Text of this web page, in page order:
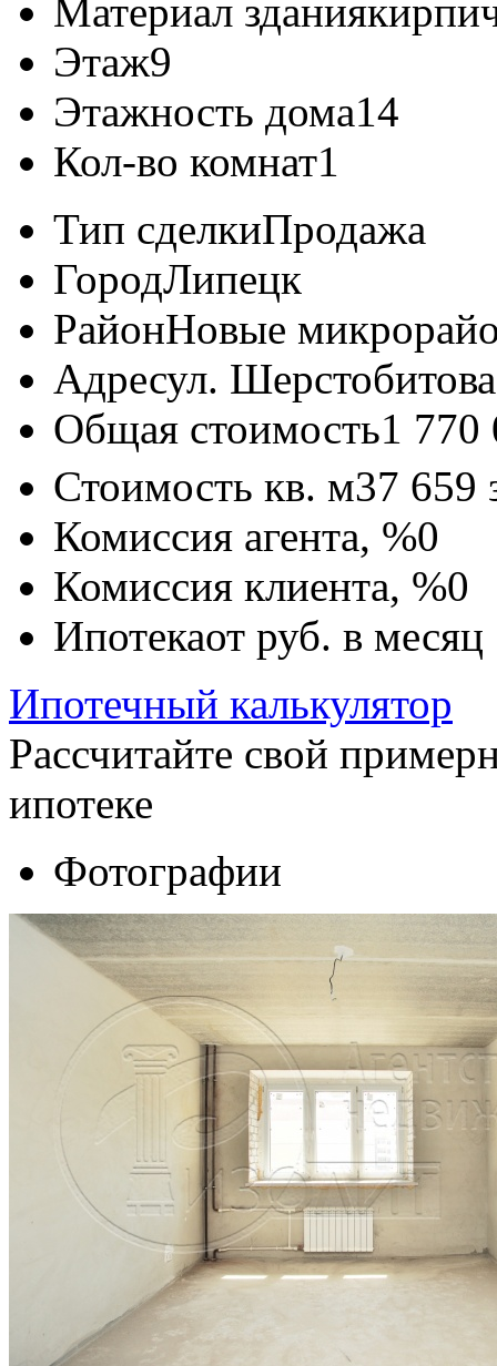
Материал здания
Этаж9
Этажность дома14
Кол-во комнат1
Тип сделкиПродажа
ГородЛипецк
РайонНовые
Адресул.
Общая стоимость1 770
Стоимость кв. м37 659
Комиссия агента, %0
Комиссия клиента, %0
Ипотекаот руб. в месяц
Ипотечный калькулятор
Рассчитайте свой
ипотеке
Фотографии